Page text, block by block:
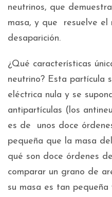
neutrinos, que
masa, y que resuelve el
desaparición.
¿Qué características
neutrino? Esta partícula
eléctrica nula y se
antipartículas (los
es de unos doce
pequeña que la masa
qué son doce órdenes
comparar un grano de
su masa es tan